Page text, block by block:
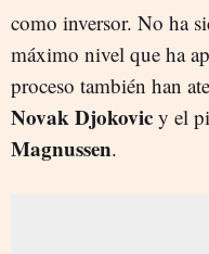
como inversor. No ha
máximo nivel que ha
proceso también han
Novak Djokovic y el
Magnussen.